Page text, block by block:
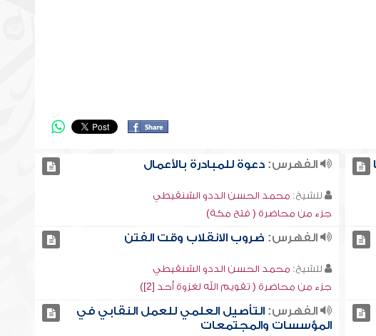
الفهرس: دعوة للمبادرة بالأعمال
للشيخ: محمد الحسن الددو الشنقيطي
جزء من محاضرة ( فتح مكة)
الفهرس: ضروب الانقلاب وقت الفتن
للشيخ: محمد الحسن الددو الشنقيطي
جزء من محاضرة ( تقويم الله لغزوة أحد [2])
الفهرس: التأصيل العلمي للعمل النقابي في
المؤسسات والمجتمعات